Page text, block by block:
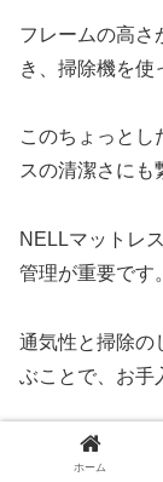
フレームの高さ
き、掃除機を使
このちょっとし
スの清潔さにも
NELLマットレ
管理が重要です。
通気性と掃除の
ぶことで、お手
長持ちさせ
ホーム